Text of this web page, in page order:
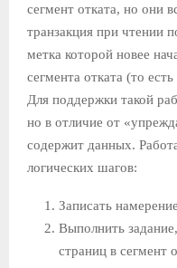
сегмент отката, но они
транзакция при чтении
метка которой новее
сегмента отката (то
Для поддержки такой
но в отличие от
содержит данных.
логических шагов:
Записать
Выполнить
страниц в сегмент